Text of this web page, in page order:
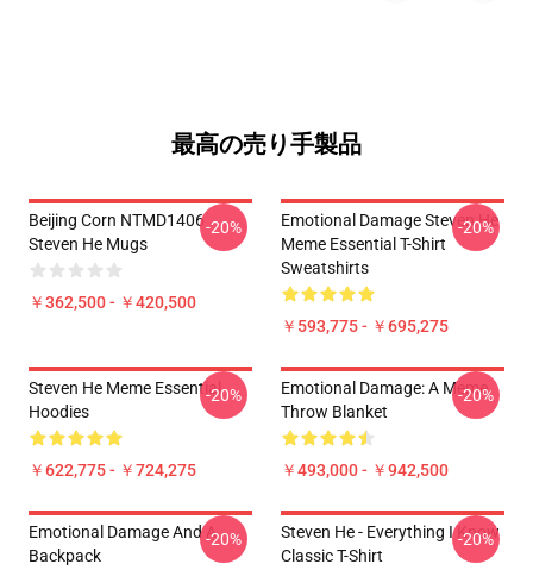
最高の売り手製品
Beijing Corn NTMD1406
Steven He Mugs
￥362,500 - ￥420,500
-20%
Emotional Damage Steven He
Meme Essential T-Shirt
Sweatshirts
￥593,775 - ￥695,275
-20%
Steven He Meme Essential
Hoodies
￥622,775 - ￥724,275
-20%
Emotional Damage: A Meme
Throw Blanket
￥493,000 - ￥942,500
-20%
Emotional Damage And A
Backpack
-20%
Steven He - Everything I Know
Classic T-Shirt
-20%